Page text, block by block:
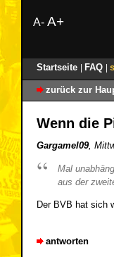
A- A+
Startseite FAQ
zurück zur
Wenn die
Gargamel09,
Mal
aus der
Der BVB hat sich
antworten